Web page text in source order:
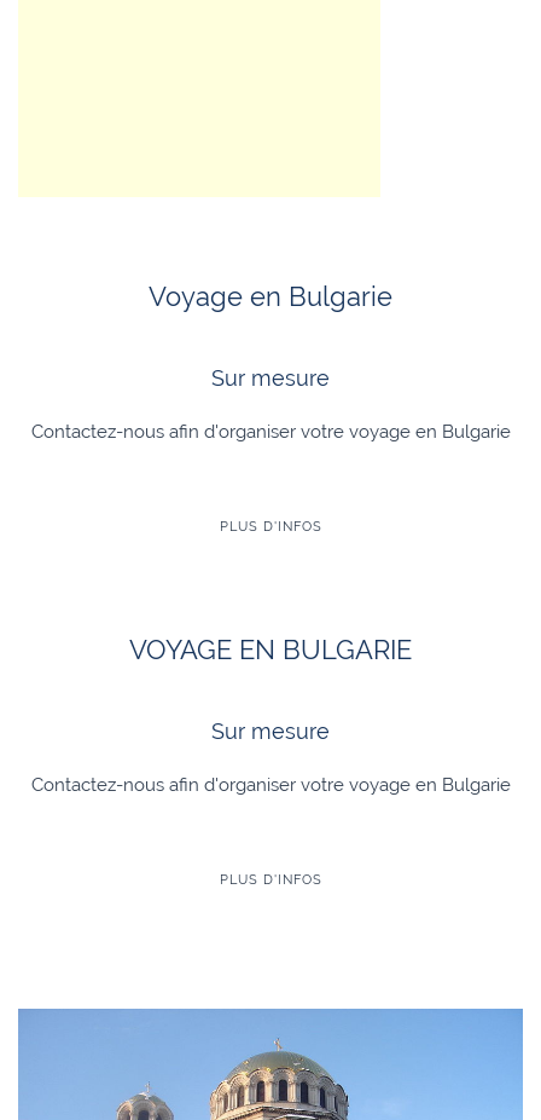
Voyage en Bulgarie
Sur mesure
Contactez-nous afin d'organiser votre voyage en Bulgarie
PLUS D'INFOS
VOYAGE EN BULGARIE
Sur mesure
Contactez-nous afin d'organiser votre voyage en Bulgarie
PLUS D'INFOS